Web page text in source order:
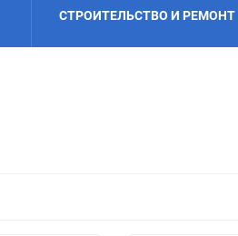
СТРОИТЕЛЬСТВО И РЕМОНТ